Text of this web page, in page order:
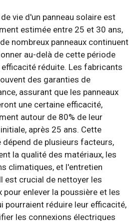
vie d'un panneau solaire est
estimée entre 25 et 30 ans,
nombreux panneaux continuent
au-delà de cette période
efficacité réduite. Les fabricants
des garanties de
assurant que les panneaux
une certaine efficacité,
autour de 80% de leur
après 25 ans. Cette
dépend de plusieurs facteurs,
la qualité des matériaux, les
climatiques, et l'entretien
est crucial de nettoyer les
pour enlever la poussière et les
pourraient réduire leur efficacité,
les connexions électriques